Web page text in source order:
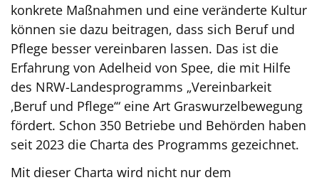
konkrete Maßnahmen und eine veränderte Kultur
können sie dazu beitragen, dass sich Beruf und
Pflege besser vereinbaren lassen. Das ist die
Erfahrung von Adelheid von Spee, die mit Hilfe
des NRW-Landesprogramms „Vereinbarkeit
‚Beruf und Pflege‘“ eine Art Graswurzelbewegung
fördert. Schon 350 Betriebe und Behörden haben
seit 2023 die Charta des Programms gezeichnet.
Mit dieser Charta wird nicht nur dem